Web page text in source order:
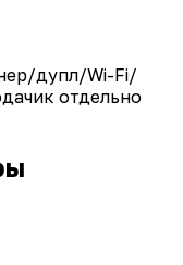
дупл/Wi-Fi/
отдельно